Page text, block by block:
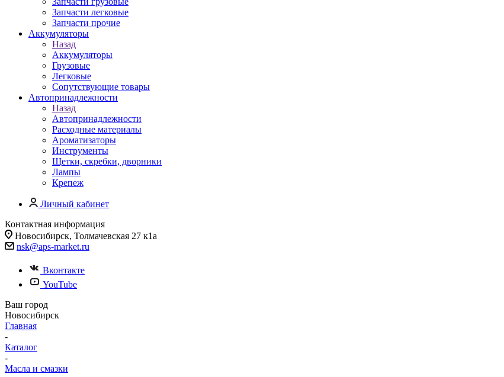
Запчасти легковые
Запчасти прочие
Аккумуляторы
Назад
Аккумуляторы
Грузовые
Легковые
Сопутствующие товары
Автопринадлежности
Назад
Автопринадлежности
Расходные материалы
Ароматизаторы
Инструменты
Щетки, скребки, дворники
Лампы
Крепеж
Личный кабинет
Контактная информация
Новосибирск, Толмачевская 27 к1а
nsk@aps-market.ru
Вконтакте
YouTube
Ваш город
Новосибирск
Главная
-
Каталог
-
Масла и смазки